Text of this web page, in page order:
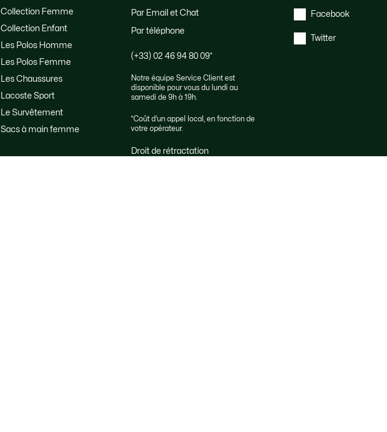
Collection Femme
Collection Enfant
Les Polos Homme
Les Polos Femme
Les Chaussures
Lacoste Sport
Le Survêtement
Sacs à main femme
Par Email et Chat
Par téléphone
(+33) 02 46 94 80 09*
Notre équipe Service Client est
disponible pour vous du lundi au
samedi de 9h à 19h.
*Coût d'un appel local, en fonction de
votre opérateur.
Droit de rétractation
Facebook
Twitter